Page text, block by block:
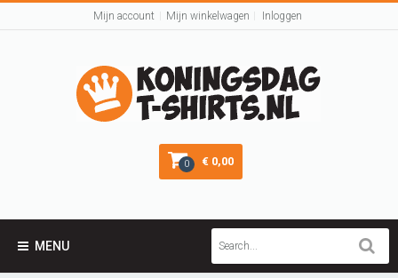
Mijn account Mijn winkelwagen Inloggen
0 € 0,00
MENU